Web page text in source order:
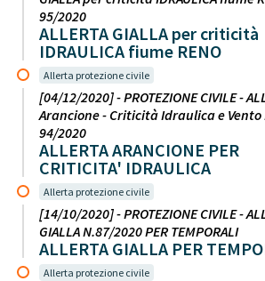
95/2020
ALLERTA GIALLA per criticità
IDRAULICA fiume RENO
Allerta protezione civile
[04/12/2020] - PROTEZIONE CIVILE -
Arancione - Criticità Idraulica e Vento
94/2020
ALLERTA ARANCIONE PER
CRITICITA' IDRAULICA
Allerta protezione civile
[14/10/2020] - PROTEZIONE CIVILE -
GIALLA N.87/2020 PER TEMPORALI
ALLERTA GIALLA PER
Allerta protezione civile